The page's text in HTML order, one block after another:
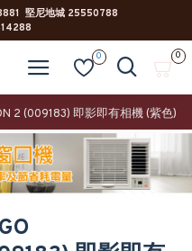
堅尼地城 25550788
0 0
2 (009183) 即影即有相機 (紫色)